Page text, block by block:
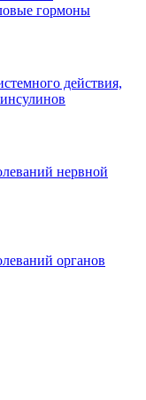
гормоны
действия,
нервной
органов